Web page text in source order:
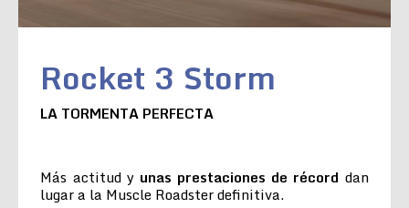
Rocket 3 Storm
LA TORMENTA PERFECTA
Más actitud y unas prestaciones de récord dan
lugar a la Muscle Roadster definitiva.